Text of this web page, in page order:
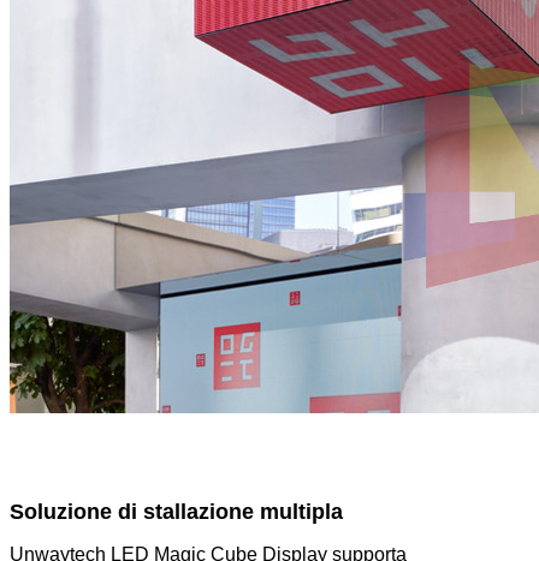
Soluzione di stallazione multipla
Unwaytech LED Magic Cube Display supporta